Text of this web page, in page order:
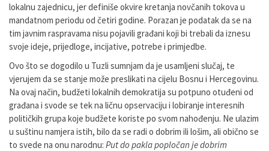
lokalnu zajednicu, jer definiše okvire kretanja novčanih tokova u
mandatnom periodu od četiri godine. Porazan je podatak da se na
tim javnim raspravama nisu pojavili građani koji bi trebali da iznesu
svoje ideje, prijedloge, incijative, potrebe i primjedbe.
Ovo što se dogodilo u Tuzli sumnjam da je usamljeni slučaj, te
vjerujem da se stanje može preslikati na cijelu Bosnu i Hercegovinu.
Na ovaj način, budžeti lokalnih demokratija su potpuno otuđeni od
građana i svode se tek na ličnu opservaciju i lobiranje interesnih
političkih grupa koje budžete koriste po svom nahođenju. Ne ulazim
u suštinu namjera istih, bilo da se radi o dobrim ili lošim, ali obično se
to svede na onu narodnu: Put do pakla popločan je dobrim